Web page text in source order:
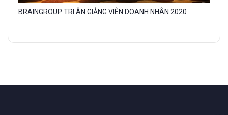
Gallery
BRAINGROUP TRI ÂN GIẢNG VIÊN DOANH NHÂN 2020